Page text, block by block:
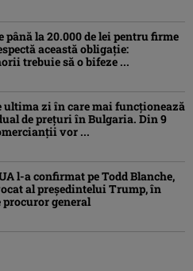
până la 20.000 de lei pentru firme
această obligație:
trebuie să o bifeze ...
ultima zi în care mai funcționează
de prețuri în Bulgaria. Din 9
vor ...
l-a confirmat pe Todd Blanche,
al președintelui Trump, în
general